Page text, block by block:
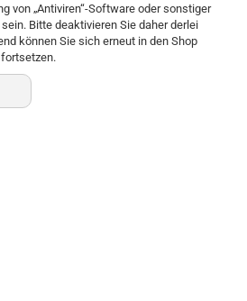
von „Antiviren“-Software oder sonstiger
Bitte deaktivieren Sie daher derlei
können Sie sich erneut in den Shop